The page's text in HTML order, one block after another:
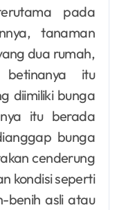
pada
tanaman
dua rumah,
itu
diimiliki bunga
itu berada
bunga
cenderung
kondisi seperti
benih asli atau